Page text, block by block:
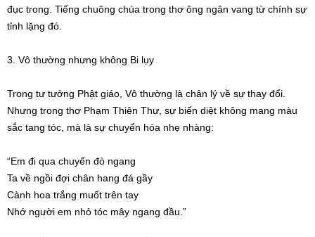
đục trong. Tiếng chuông chùa trong thơ ông ngân vang từ chính sự
tỉnh lặng đó.
3. Vô thường nhưng không Bi lụy
Trong tư tưởng Phật giáo, Vô thường là chân lý về sự thay đổi.
Nhưng trong thơ Phạm Thiên Thư, sự biến diệt không mang màu
sắc tang tóc, mà là sự chuyển hóa nhẹ nhàng:
“Em đi qua chuyến đò ngang
Ta về ngồi đợi chân hang đá gầy
Cành hoa trắng muốt trên tay
Nhớ người em nhỏ tóc mây ngang đầu.”